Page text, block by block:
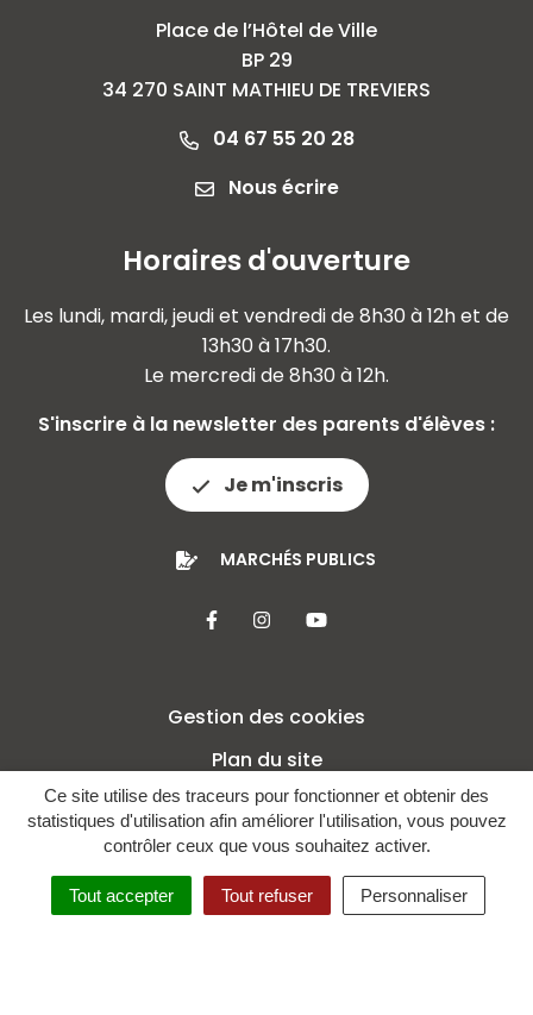
Ce site utilise des traceurs pour fonctionner et obtenir des
statistiques d'utilisation afin améliorer l'utilisation, vous pouvez
contrôler ceux que vous souhaitez activer.
Tout accepter Tout refuser Personnaliser
Place de l’Hôtel de Ville
BP 29
34 270 SAINT MATHIEU DE TREVIERS
04 67 55 20 28
Nous écrire
Horaires d'ouverture
Les lundi, mardi, jeudi et vendredi de 8h30 à 12h et de
13h30 à 17h30.
Le mercredi de 8h30 à 12h.
S'inscrire à la newsletter des parents d'élèves :
Je m'inscris
MARCHÉS PUBLICS
Lien vers le compte Facebook
Lien vers le compte
Lien vers la chaîne
Gestion des cookies
Plan du site
Mentions légales
Crédits
Politique de confidentialité